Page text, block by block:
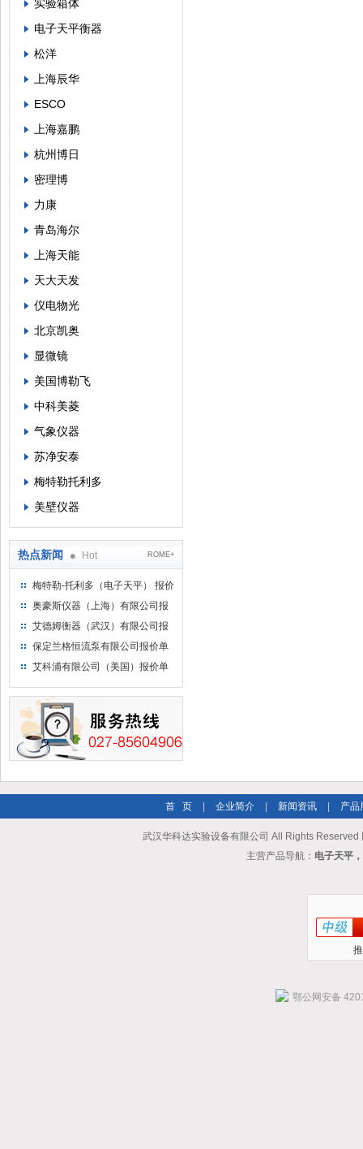
实验箱体
电子天平衡器
松洋
上海辰华
ESCO
上海嘉鹏
杭州博日
密理博
力康
青岛海尔
上海天能
天大天发
仪电物光
北京凯奥
显微镜
美国博勒飞
中科美菱
气象仪器
苏净安泰
梅特勒托利多
美壁仪器
热点新闻 Hot ROME+
梅特勒-托利多（电子天平） 报价
单
奥豪斯仪器（上海）有限公司报
价单
艾德姆衡器（武汉）有限公司报
价单
保定兰格恒流泵有限公司报价单
艾科浦有限公司（美国）报价单
首 页 企业简介 新闻资讯 产品
武汉华科达实验设备有限公司 All Rights Reserved
主营产品导航： 电子天平
鄂公网安备